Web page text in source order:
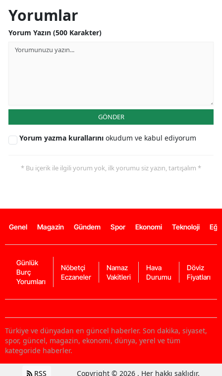
Yorumlar
Yorum Yazın (500 Karakter)
GÖNDER
Yorum yazma kurallarını okudum ve kabul ediyorum
* Bu içerik ile ilgili yorum yok, ilk yorumu siz yazın, tartışalım *
Genel Magazin Gündem Spor Ekonomi Teknoloji
Günlük
Burç
Yorumları
Nöbetçi
Eczaneler
Namaz
Vakitleri
Hava
Durumu
Döviz
Fiyatları
Türkiye ve dünyadan en güncel haberler. Son dakika, siyaset,
spor, güncel, magazin, ekonomi, dünya, yerel ve tüm
kategoride haberler.
RSS Copyright © 2026 . Her hakkı saklıdır.